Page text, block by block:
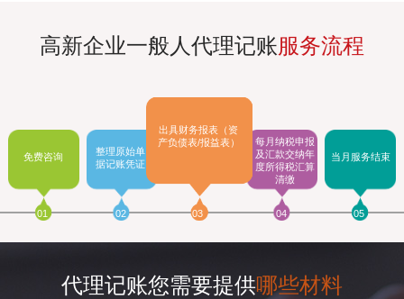
高新企业一般人代理记账服务流程
免费咨询
01
整理原始单
据记账凭证
02
出具财务报表（资
产负债表/报益表）
03
每月纳税申报
及汇款交纳年
度所得税汇算
清缴
04
当月服务结束
05
代理记账您需要提供哪些材料